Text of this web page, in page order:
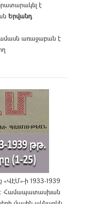
է
Երվանդ
առաջաբան է
«ՎԷՄ»-ի 1933-1939
Համապատասխան